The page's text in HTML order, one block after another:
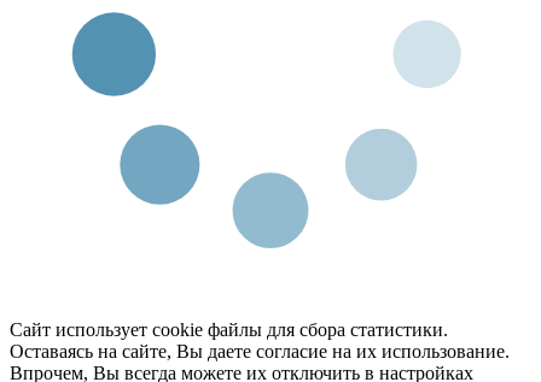
Сайт использует cookie файлы для сбора статистики.
Оставаясь на сайте, Вы даете согласие на их использование.
Впрочем, Вы всегда можете их отключить в настройках